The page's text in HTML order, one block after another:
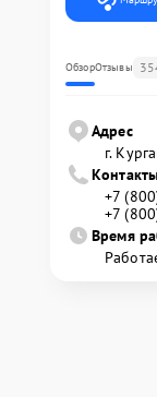
ОбзорОтзывы
Адрес
г.
Контакты
+7
+7
Время